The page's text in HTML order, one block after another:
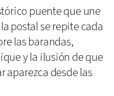
puente que une
postal se repite cada
las barandas,
y la ilusión de que
aparezca desde las